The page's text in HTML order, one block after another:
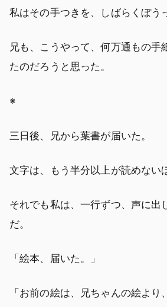
私はその手つきを、しばらくぼう
兄も、こうやって、何万通もの手
たのだろうと思った。
※
三日後、兄から葉書が届いた。
文字は、もう半分以上が読めない
それでも私は、一行ずつ、声に出
だ。
「絵本、届いた。」
「お前の絵は、兄ちゃんの絵より